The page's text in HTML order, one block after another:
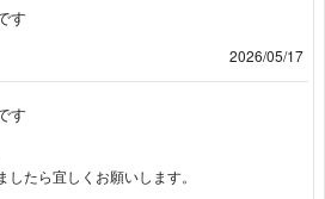
す
2026/05/17
す
したら宜しくお願いします。